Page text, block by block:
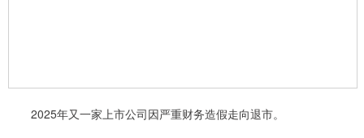
2025年又一家上市公司因严重财务造假走向退市。